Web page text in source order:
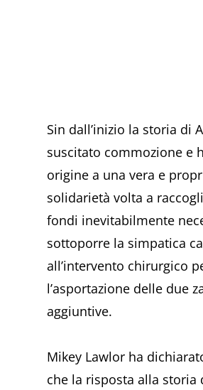
Sin dall’inizio la storia di
suscitato commozione e
origine a una vera e
solidarietà volta a
fondi inevitabilmente
sottoporre la simpatica
all’intervento chirurgico
l’asportazione delle due
aggiuntive.
Mikey Lawlor ha
che la risposta alla storia